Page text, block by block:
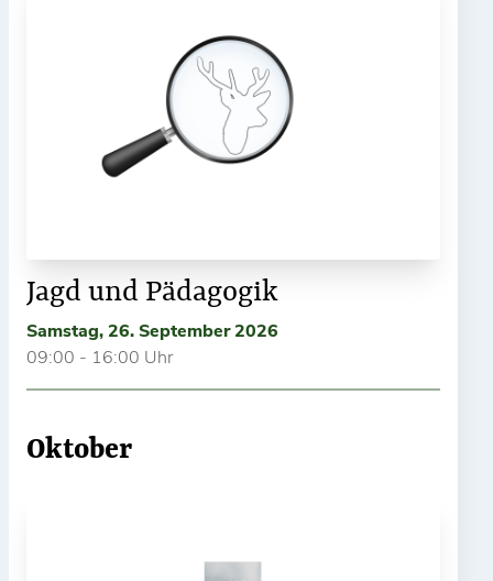
Jagd und Pädagogik
Samstag, 26. September 2026
09:00 - 16:00 Uhr
Oktober